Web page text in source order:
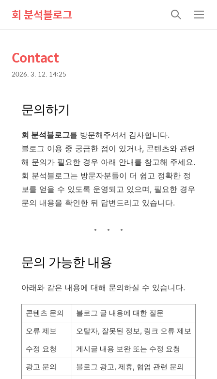
회 분석블로그
검
색
메
뉴
상
세
본
문
제
Contact
2026. 3. 12. 14:25
문의하기
회 분석블로그를 방문해주셔서 감사합니다.
블로그 이용 중 궁금한 점이 있거나, 콘텐츠와 관련
해 문의가 필요한 경우 아래 안내를 참고해 주세요.
회 분석블로그는 방문자분들이 더 쉽고 정확한 정
보를 얻을 수 있도록 운영되고 있으며, 필요한 경우
문의 내용을 확인한 뒤 답변드리고 있습니다.
문의 가능한 내용
아래와 같은 내용에 대해 문의하실 수 있습니다.
콘텐츠 문의
블로그 글 내용에 대한 질문
오류 제보
오탈자, 잘못된 정보, 링크 오류 제보
수정 요청
게시글 내용 보완 또는 수정 요청
광고 문의
블로그 광고, 제휴, 협업 관련 문의